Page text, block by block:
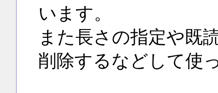
います。
また長さの指定や既
削除するなどして使